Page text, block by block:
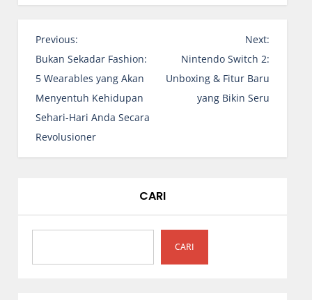
N
a
v
i
g
a
s
Previous:
Bukan Sekadar Fashion:
5 Wearables yang Akan
Menyentuh Kehidupan
Sehari-Hari Anda Secara
Revolusioner
Next:
Nintendo Switch 2:
Unboxing & Fitur Baru
yang Bikin Seru
CARI
CARI